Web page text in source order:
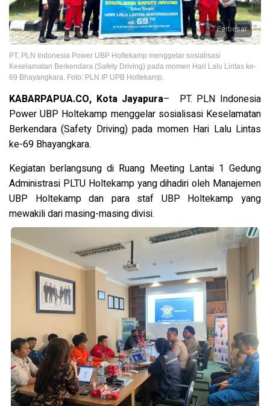
Perbesar
PT. PLN Indonesia Power UBP Holtekamp menggelar sosialisasi
Keselamatan Berkendara (Safety Driving) pada momen Hari Lalu Lintas ke-
69 Bhayangkara. Foto: PLN IP UPB Holtekamp.
KABARPAPUA.CO, Kota Jayapura– PT. PLN Indonesia
Power UBP Holtekamp menggelar sosialisasi Keselamatan
Berkendara (Safety Driving) pada momen Hari Lalu Lintas
ke-69 Bhayangkara.
Kegiatan berlangsung di Ruang Meeting Lantai 1 Gedung
Administrasi PLTU Holtekamp yang dihadiri oleh Manajemen
UBP Holtekamp dan para staf UBP Holtekamp yang
mewakili dari masing-masing divisi.